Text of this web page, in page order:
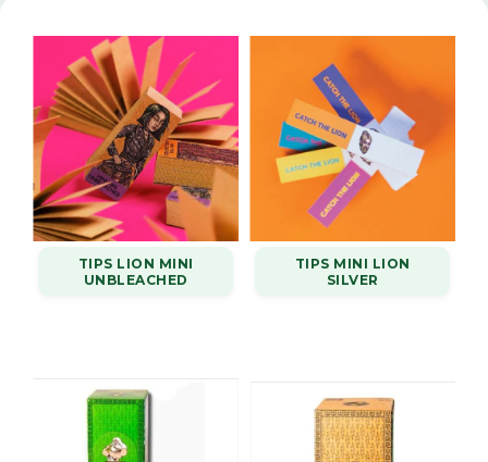
TIPS LION MINI
UNBLEACHED
TIPS MINI LION
SILVER